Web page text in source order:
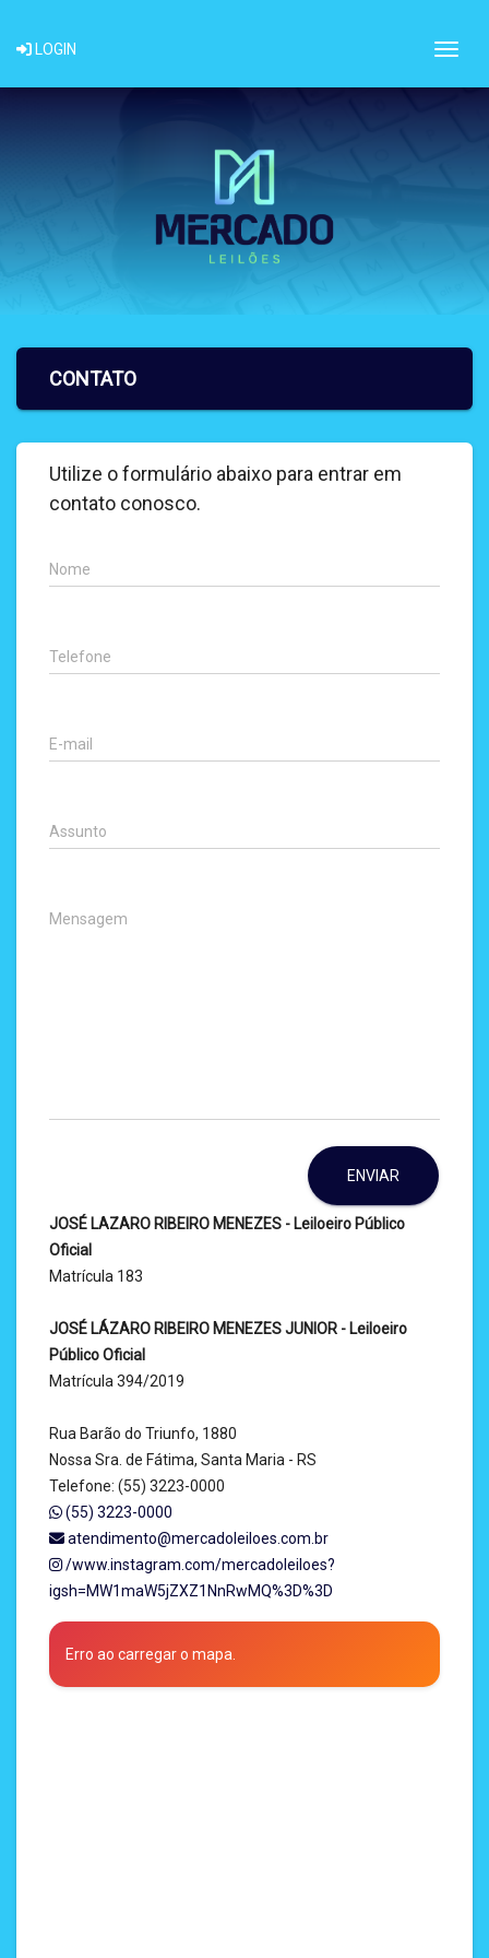
LOGIN
CONTATO
Utilize o formulário abaixo para entrar em
contato conosco.
Nome
Telefone
E-mail
Assunto
Mensagem
ENVIAR
JOSÉ LAZARO RIBEIRO MENEZES - Leiloeiro Público
Oficial
Matrícula 183
JOSÉ LÁZARO RIBEIRO MENEZES JUNIOR - Leiloeiro
Público Oficial
Matrícula 394/2019
Rua Barão do Triunfo, 1880
Nossa Sra. de Fátima, Santa Maria - RS
Telefone: (55) 3223-0000
(55) 3223-0000
atendimento@mercadoleiloes.com.br
/www.instagram.com/mercadoleiloes?
igsh=MW1maW5jZXZ1NnRwMQ%3D%3D
Erro ao carregar o mapa.